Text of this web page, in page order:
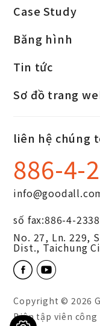
Case Study
Băng hình
Tin tức
Sơ đồ trang
liên hệ chúng
886-4-
số fax:886-4-
No. 27, Ln. 229,
Dist., Taichung
Copyright © 2026
Biên tập viên công